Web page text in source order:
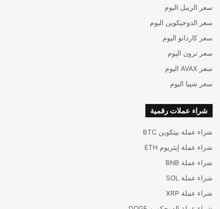
سعر الريبل اليوم
سعر الدوجيكوين اليوم
سعر كاردانو اليوم
سعر ترون اليوم
سعر AVAX اليوم
سعر شيبا اليوم
شراء عملات رقمية
شراء عملة بيتكوين BTC
شراء عملة إيثريوم ETH
شراء عملة BNB
شراء عملة SOL
شراء عملة XRP